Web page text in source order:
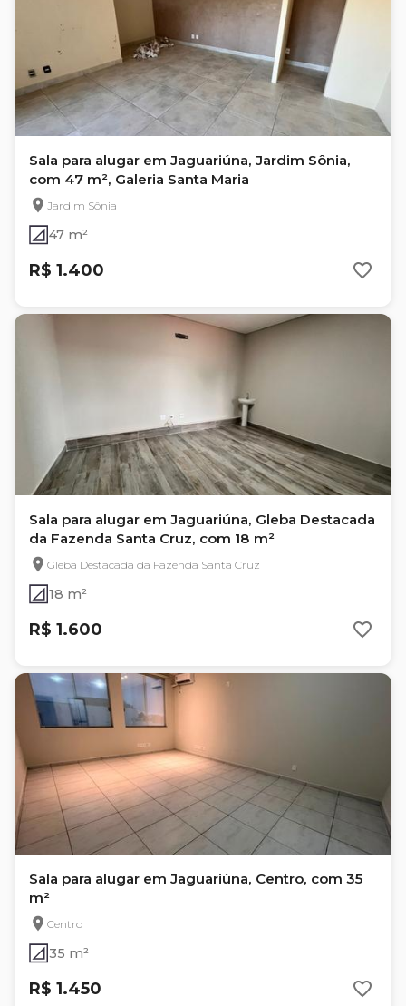
Sala para alugar em Jaguariúna, Jardim Sônia,
com 47 m², Galeria Santa Maria
Jardim Sônia
47 m²
R$ 1.400
Sala para alugar em Jaguariúna, Gleba Destacada
da Fazenda Santa Cruz, com 18 m²
Gleba Destacada da Fazenda Santa Cruz
18 m²
R$ 1.600
Sala para alugar em Jaguariúna, Centro, com 35
m²
Centro
35 m²
R$ 1.450